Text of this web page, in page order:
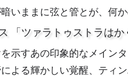
いままに弦と管とが、何
「ツァラトゥストラは
示すあの印象的なメイン
よる輝かしい覚醒、ティ